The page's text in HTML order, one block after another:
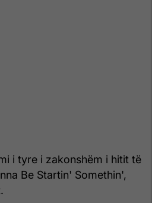
i tyre i zakonshëm i hitit të
Be Startin' Somethin',